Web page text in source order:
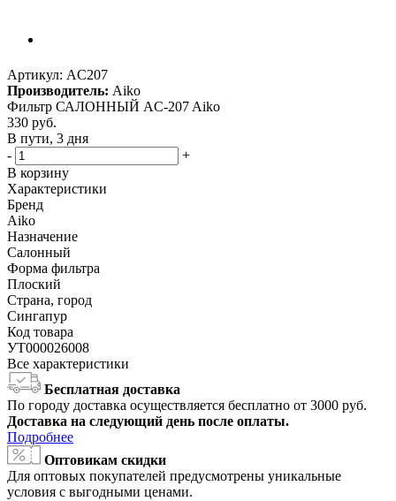
Артикул: AC207
Производитель: Aiko
Фильтр САЛОННЫЙ AC-207 Aiko
330 руб.
В пути, 3 дня
-
+
В корзину
Характеристики
Бренд
Aiko
Назначение
Салонный
Форма фильтра
Плоский
Страна, город
Сингапур
Код товара
УТ000026008
Все характеристики
Бесплатная доставка
По городу доставка осуществляется бесплатно от 3000 руб.
Доставка на следующий день после оплаты.
Подробнее
Оптовикам скидки
Для оптовых покупателей предусмотрены уникальные
условия с выгодными ценами.